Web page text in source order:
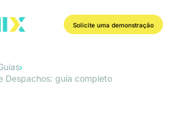
Solicite uma demonstração
Despachos: guia completo